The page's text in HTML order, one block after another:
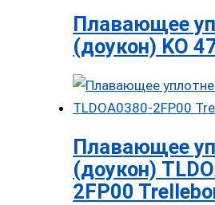
Плавающее
(доукон) KO
Плавающее
(доукон)
2FP00